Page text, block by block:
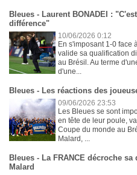
Bleues - Laurent BONADEI :
différence"
10/06/2026 0:12
En s'imposant 1-0 face
valide sa qualification
au Brésil. Au terme
d'une...
Bleues - Les réactions des
09/06/2026 23:53
Les Bleues se sont
en tête de leur poule,
Coupe du monde au
Malard, ...
Bleues - La FRANCE décroche
Malard